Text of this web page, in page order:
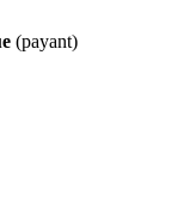
(payant)